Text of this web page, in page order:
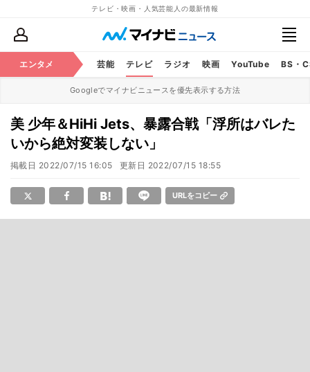
テレビ・映画・人気芸能人の最新情報
エンタメ 芸能 テレビ ラジオ 映画 YouTube BS・
Googleでマイナビニュースを優先表示する方法
美 少年＆HiHi Jets、暴露合戦「浮所はバレた
いから絶対変装しない」
掲載日 2022/07/15 16:05 更新日 2022/07/15 18:55
URLをコピー